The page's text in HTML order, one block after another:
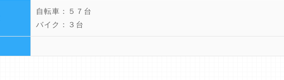
自転車：５７台
バイク：３台